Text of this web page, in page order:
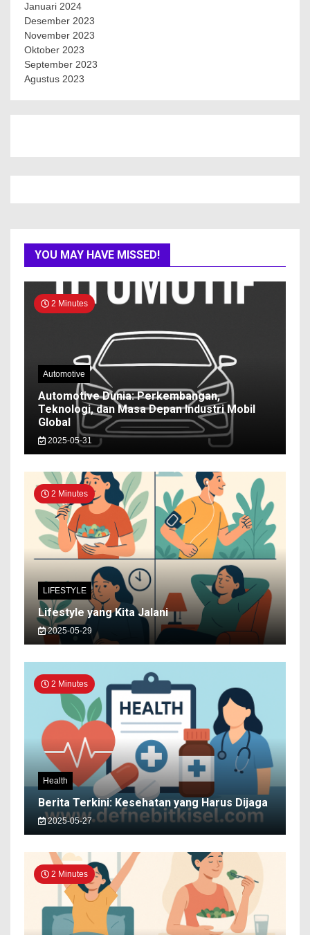
Januari 2024
Desember 2023
November 2023
Oktober 2023
September 2023
Agustus 2023
YOU MAY HAVE MISSED!
2 Minutes
Automotive
Automotive Dunia: Perkembangan,
Teknologi, dan Masa Depan Industri Mobil
Global
2025-05-31
2 Minutes
LIFESTYLE
Lifestyle yang Kita Jalani
2025-05-29
2 Minutes
Health
Berita Terkini: Kesehatan yang Harus Dijaga
2025-05-27
2 Minutes